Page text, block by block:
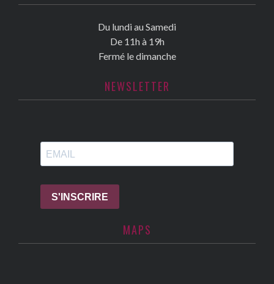
Du lundi au Samedi
De 11h à 19h
Fermé le dimanche
NEWSLETTER
MAPS